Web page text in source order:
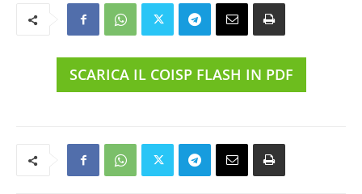
SCARICA IL COISP FLASH IN PDF